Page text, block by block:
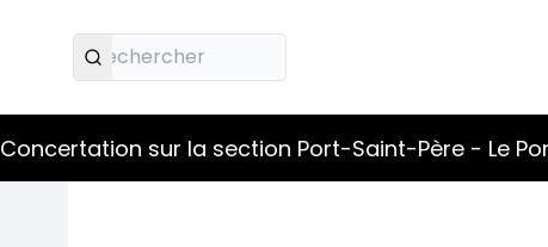
Concertation sur la section Port-Saint-Père - Le